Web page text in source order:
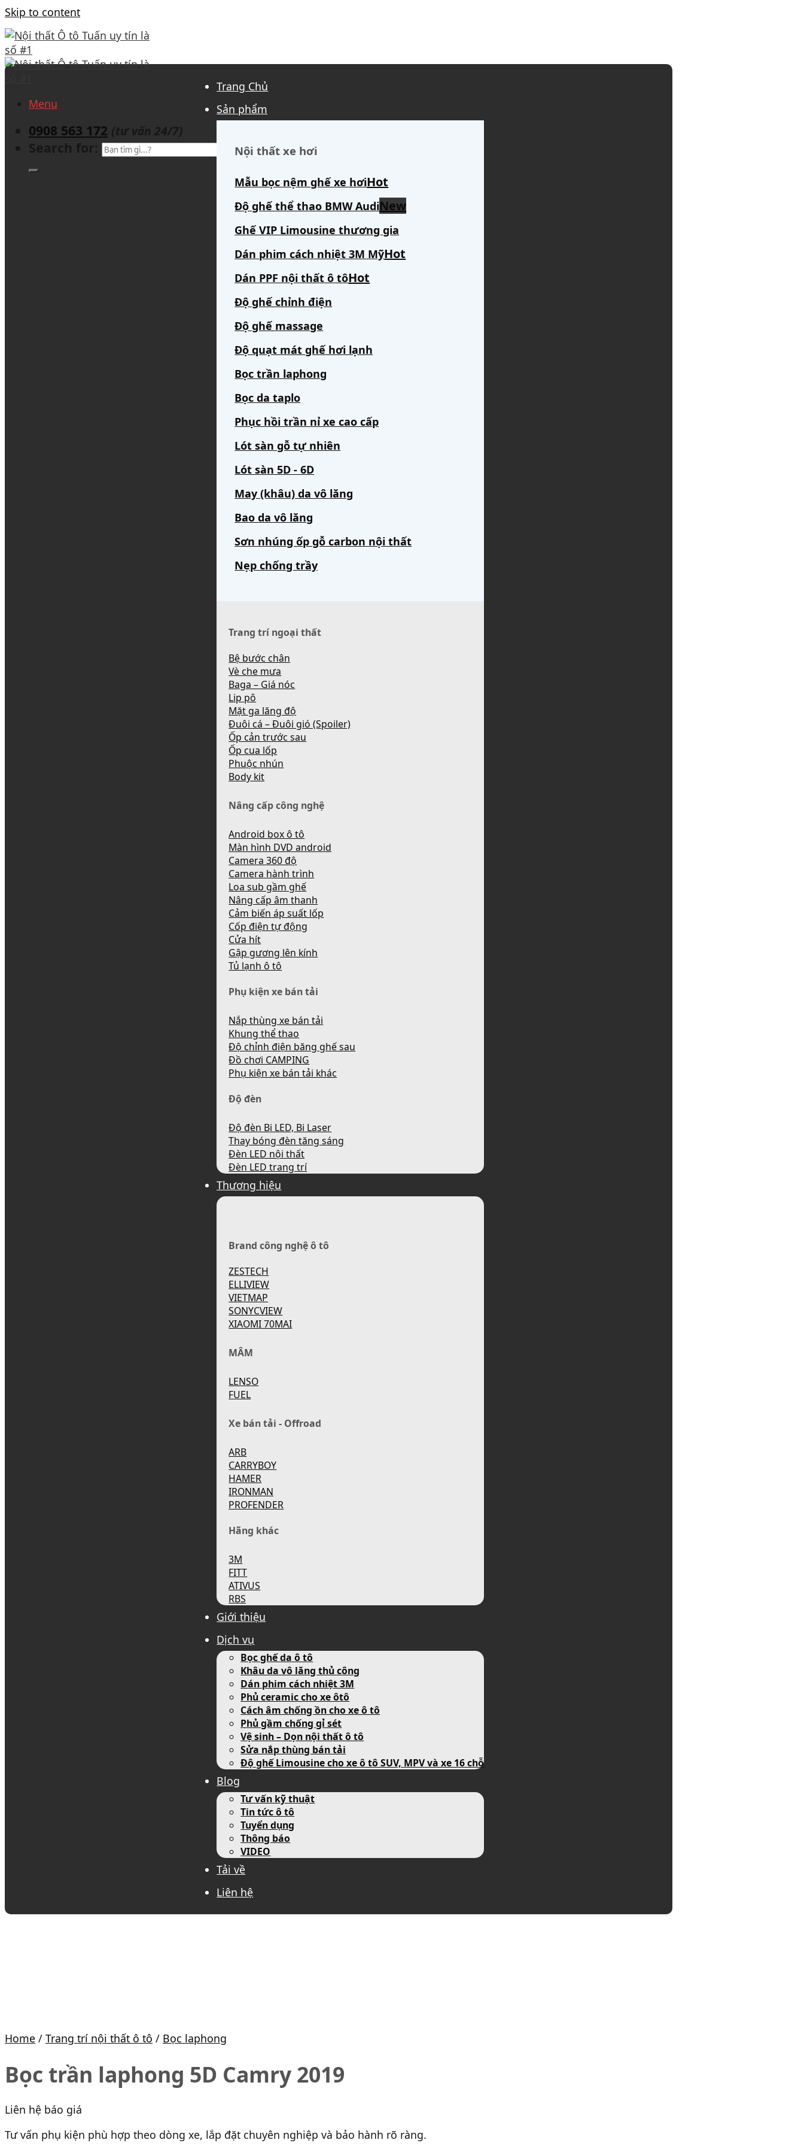
Skip to content
Menu
0908 563 172 (tư vấn 24/7)
Search for:
Trang Chủ
Sản phẩm
Nội thất xe hơi
Mẫu bọc nệm ghế xe hơi
Độ ghế thể thao BMW Audi
Ghế VIP Limousine thương gia
Dán phim cách nhiệt 3M Mỹ
Dán PPF nội thất ô tô
Độ ghế chỉnh điện
Độ ghế massage
Độ quạt mát ghế hơi lạnh
Bọc trần laphong
Bọc da taplo
Phục hồi trần nỉ xe cao cấp
Lót sàn gỗ tự nhiên
Lót sàn 5D - 6D
May (khâu) da vô lăng
Bao da vô lăng
Sơn nhúng ốp gỗ carbon nội thất
Nẹp chống trầy
Trang trí ngoại thất
Bệ bước chân
Vè che mưa
Baga – Giá nóc
Lip pô
Mặt ga lăng độ
Đuôi cá – Đuôi gió (Spoiler)
Ốp cản trước sau
Ốp cua lốp
Phuộc nhún
Body kit
Nâng cấp công nghệ
Android box ô tô
Màn hình DVD android
Camera 360 độ
Camera hành trình
Loa sub gầm ghế
Nâng cấp âm thanh
Cảm biến áp suất lốp
Cốp điện tự động
Cửa hít
Gập gương lên kính
Tủ lạnh ô tô
Phụ kiện xe bán tải
Nắp thùng xe bán tải
Khung thể thao
Độ chỉnh điện băng ghế sau
Đồ chơi CAMPING
Phụ kiện xe bán tải khác
Độ đèn
Độ đèn Bi LED, Bi Laser
Thay bóng đèn tăng sáng
Đèn LED nội thất
Đèn LED trang trí
Thương hiệu
Brand công nghệ ô tô
ZESTECH
ELLIVIEW
VIETMAP
SONYCVIEW
XIAOMI 70MAI
MÂM
LENSO
FUEL
Xe bán tải - Offroad
ARB
CARRYBOY
HAMER
IRONMAN
PROFENDER
Hãng khác
3M
FITT
ATIVUS
RBS
Giới thiệu
Dịch vụ
Bọc ghế da ô tô
Khâu da vô lăng thủ công
Dán phim cách nhiệt 3M
Phủ ceramic cho xe ôtô
Cách âm chống ồn cho xe ô tô
Phủ gầm chống gỉ sét
Vệ sinh – Dọn nội thất ô tô
Sửa nắp thùng bán tải
Độ ghế Limousine cho xe ô tô SUV, MPV và xe 16 chỗ
Blog
Tư vấn kỹ thuật
Tin tức ô tô
Tuyển dụng
Thông báo
VIDEO
Tải về
Liên hệ
Home / Trang trí nội thất ô tô / Bọc laphong
Bọc trần laphong 5D Camry 2019
Liên hệ báo giá
Tư vấn phụ kiện phù hợp theo dòng xe, lắp đặt chuyên nghiệp và bảo hành rõ ràng.